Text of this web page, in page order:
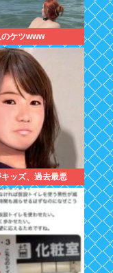
のケツwww
キッズ、過去最悪